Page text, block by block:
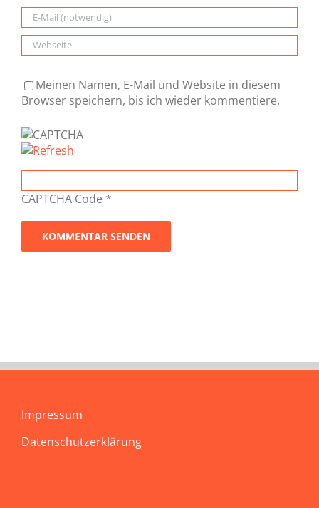
Meinen Namen, E-Mail und Website in diesem
Browser speichern, bis ich wieder kommentiere.
CAPTCHA Code *
Impressum
Datenschutzerklärung